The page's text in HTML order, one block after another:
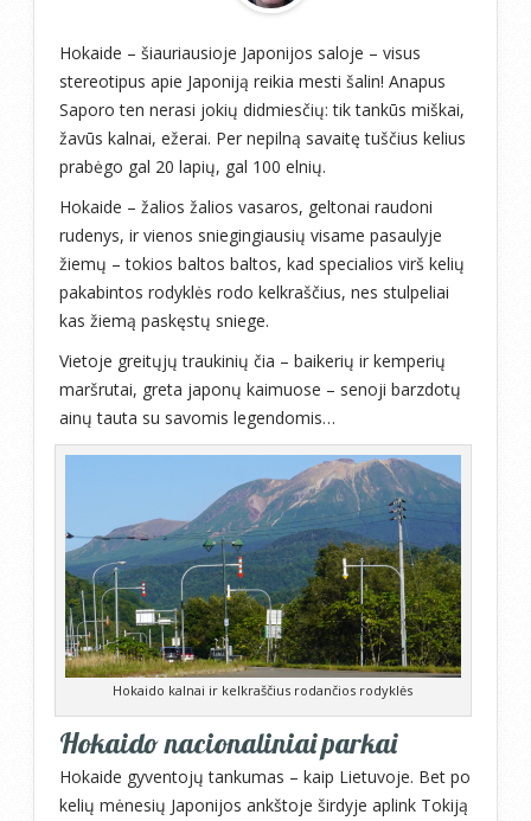
Hokaide – šiauriausioje Japonijos saloje – visus
stereotipus apie Japoniją reikia mesti šalin! Anapus
Saporo ten nerasi jokių didmiesčių: tik tankūs miškai,
žavūs kalnai, ežerai. Per nepilną savaitę tuščius kelius
prabėgo gal 20 lapių, gal 100 elnių.
Hokaide – žalios žalios vasaros, geltonai raudoni
rudenys, ir vienos sniegingiausių visame pasaulyje
žiemų – tokios baltos baltos, kad specialios virš kelių
pakabintos rodyklės rodo kelkraščius, nes stulpeliai
kas žiemą paskęstų sniege.
Vietoje greitųjų traukinių čia – baikerių ir kemperių
maršrutai, greta japonų kaimuose – senoji barzdotų
ainų tauta su savomis legendomis…
Hokaido kalnai ir kelkraščius rodančios rodyklės
Hokaido nacionaliniai parkai
Hokaide gyventojų tankumas – kaip Lietuvoje. Bet po
kelių mėnesių Japonijos ankštoje širdyje aplink Tokiją